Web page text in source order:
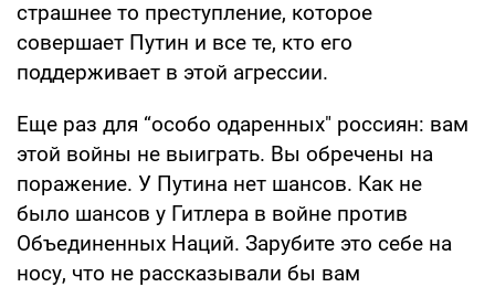
страшнее то преступление, которое
совершает Путин и все те, кто его
поддерживает в этой агрессии.
Еще раз для “особо одаренных" россиян: вам
этой войны не выиграть. Вы обречены на
поражение. У Путина нет шансов. Как не
было шансов у Гитлера в войне против
Объединенных Наций. Зарубите это себе на
носу, что не рассказывали бы вам